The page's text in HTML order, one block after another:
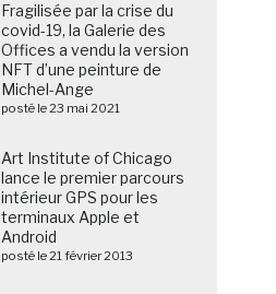
Fragilisée par la crise du
covid-19, la Galerie des
Offices a vendu la version
NFT d’une peinture de
Michel-Ange
posté le 23 mai 2021
Art Institute of Chicago
lance le premier parcours
intérieur GPS pour les
terminaux Apple et
Android
posté le 21 février 2013